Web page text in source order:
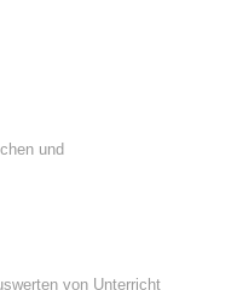
und
von Unterricht